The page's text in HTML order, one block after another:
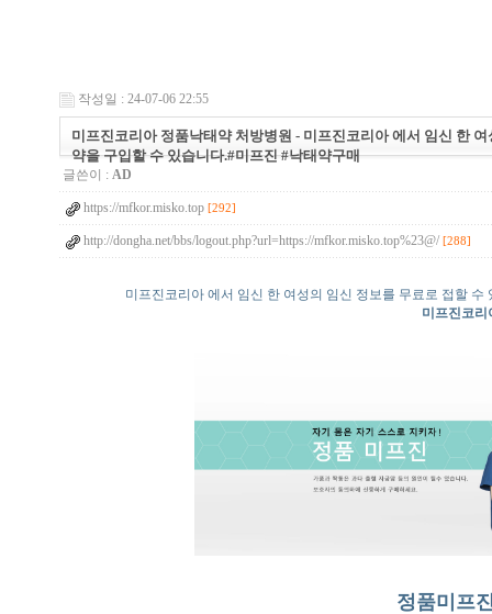
작성일 : 24-07-06 22:55
미프진코리아 정품낙태약 처방병원 - 미프진코리아 에서 임신 한
약을 구입할 수 있습니다.#미프진 #낙태약구매
글쓴이 : AD
https://mfkor.misko.top [292]
http://dongha.net/bbs/logout.php?url=https://mfkor.misko.top%23@/ [288]
미프진코리아 에서 임신 한 여성의 임신 정보를 무료로 접할
미프진코리
정품미프